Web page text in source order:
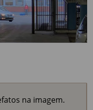
na imagem.